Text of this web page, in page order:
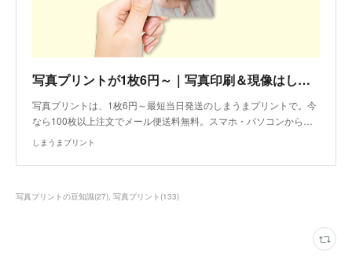
写真プリントが1枚6円～｜写真印刷＆現像はしまうまプリント
写真プリントは、1枚6円～最短当日発送のしまうまプリントで。今
なら100枚以上注文でメール便送料無料。スマホ・パソコンから…
しまうまプリント
写真プリントの豆知識(27) 写真プリント (133)